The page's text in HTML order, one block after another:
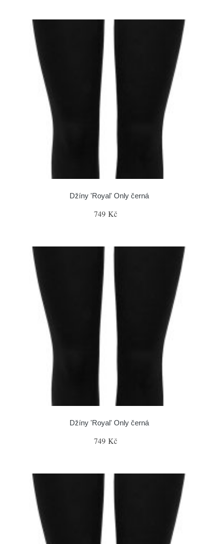
Džíny 'Royal' Only černá
749 Kč
Džíny 'Royal' Only černá
749 Kč